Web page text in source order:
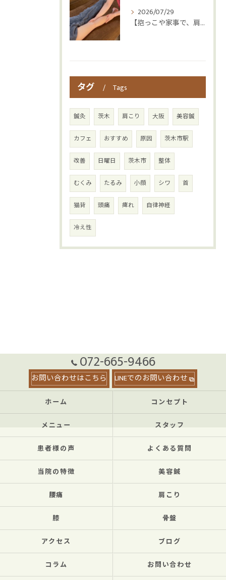
2026/07/29
【抱っこや家事で、肩・腰つらくなっていませんか？👶💦】
タグ Tags
鍼灸 茨木 肩こり 大阪 美容鍼
カフェ おすすめ 原因 茨木市駅
改善 日曜日 茨木市 整体
むくみ たるみ 小顔 シワ 首
猫背 頭痛 痺れ 自律神経
冷え性
072-665-9466
お問い合わせはこちら LINEでのお問い合わせ
ホーム コンセプト
メニュー スタッフ
患者様の声 よくある質問
当院の特徴 美容鍼
腰痛 肩こり
膝 骨盤
アクセス ブログ
コラム お問い合わせ